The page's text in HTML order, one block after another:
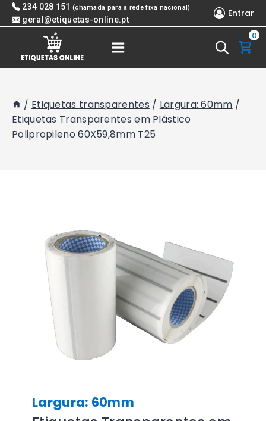
Skip 234 028 151 (chamada para a rede fixa nacional)
geral@etiquetas-online.pt
Entrar
0
/ Etiquetas transparentes / Largura: 60mm /
Etiquetas Transparentes em Plástico
Polipropileno 60X59,8mm T25
Largura: 60mm